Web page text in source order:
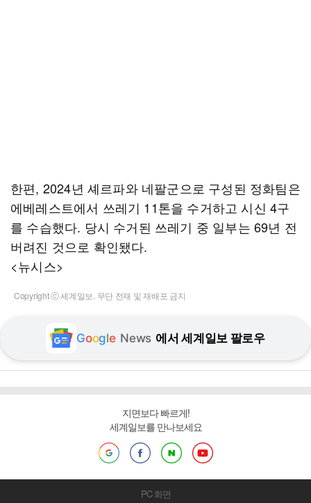
한편, 2024년 셰르파와 네팔군으로 구성된 정화팀은
에베레스트에서 쓰레기 11톤을 수거하고 시신 4구
를 수습했다. 당시 수거된 쓰레기 중 일부는 69년 전
버려진 것으로 확인됐다.
<뉴시스>
Copyright ⓒ 세계일보. 무단 전재 및 재배포 금지
Google News 에서 세계일보 팔로우
지면보다 빠르게!
세계일보를 만나보세요
PC 화면